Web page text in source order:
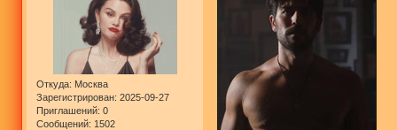
Откуда: Москва
Зарегистрирован: 2025-09-27
Приглашений: 0
Сообщений: 1502